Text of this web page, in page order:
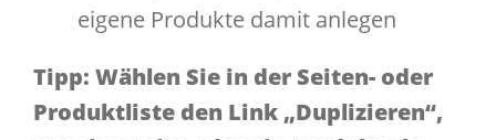
eigene Produkte damit anlegen
Tipp: Wählen Sie in der Seiten- oder
Produktliste den Link „Duplizieren“,